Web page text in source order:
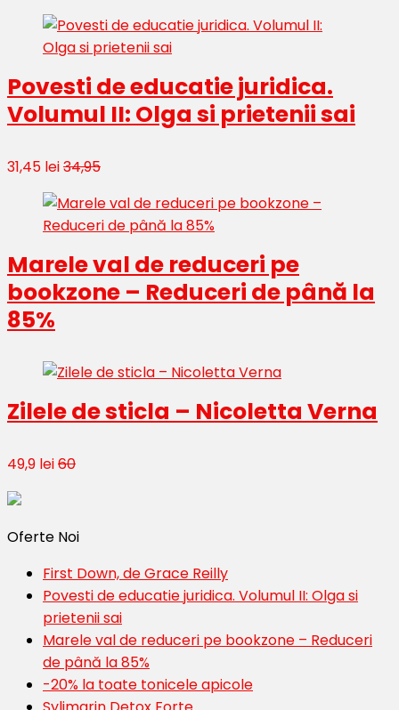
Povesti de educatie juridica.
Volumul II: Olga si prietenii sai
31,45 lei34,95
Marele val de reduceri pe
bookzone – Reduceri de până la
85%
Zilele de sticla – Nicoletta Verna
49,9 lei60
Oferte Noi
First Down, de Grace Reilly
Povesti de educatie juridica. Volumul II: Olga si
prietenii sai
Marele val de reduceri pe bookzone – Reduceri
de până la 85%
-20% la toate tonicele apicole